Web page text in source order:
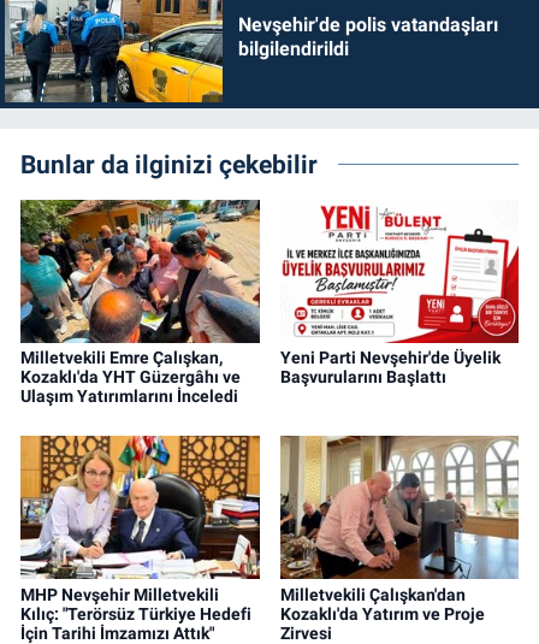
Nevşehir'de polis vatandaşları
bilgilendirildi
Bunlar da ilginizi çekebilir
Milletvekili Emre Çalışkan,
Kozaklı'da YHT Güzergâhı ve
Ulaşım Yatırımlarını İnceledi
Yeni Parti Nevşehir'de Üyelik
Başvurularını Başlattı
MHP Nevşehir Milletvekili
Kılıç: "Terörsüz Türkiye Hedefi
İçin Tarihi İmzamızı Attık"
Milletvekili Çalışkan'dan
Kozaklı'da Yatırım ve Proje
Zirvesi